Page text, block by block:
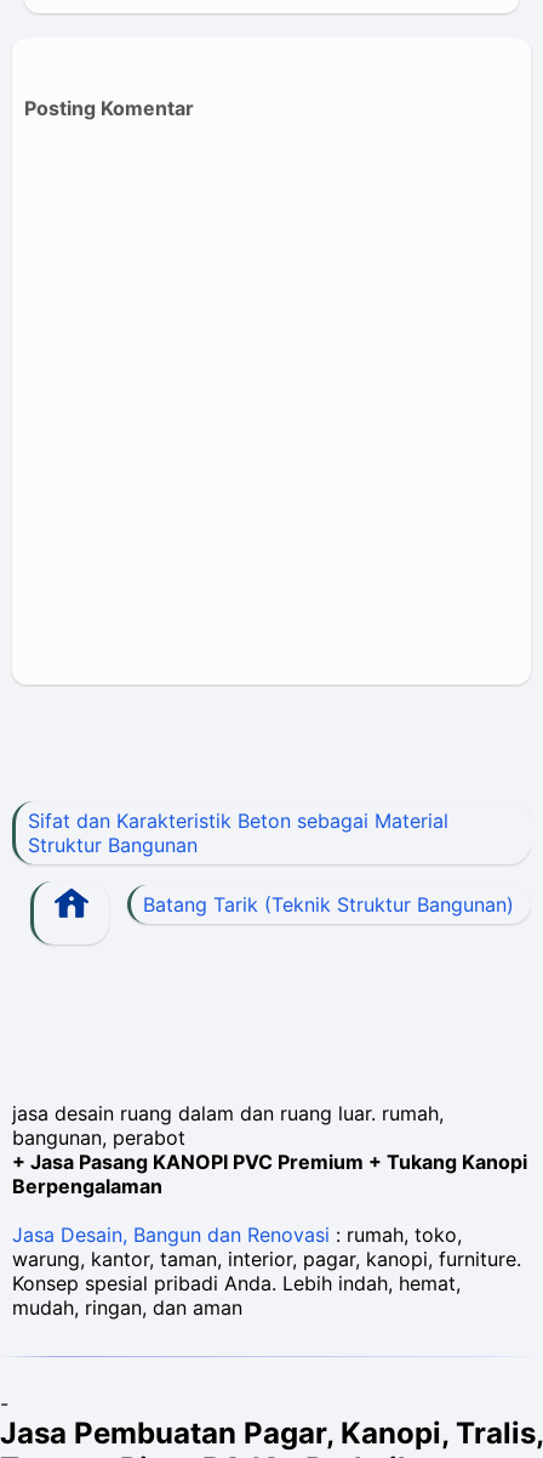
Posting Komentar
Sifat dan Karakteristik Beton sebagai Material
Struktur Bangunan
Batang Tarik (Teknik Struktur Bangunan)
jasa desain ruang dalam dan ruang luar. rumah,
bangunan, perabot
+ Jasa Pasang KANOPI PVC Premium + Tukang Kanopi
Berpengalaman
Jasa Desain, Bangun dan Renovasi : rumah, toko,
warung, kantor, taman, interior, pagar, kanopi, furniture.
Konsep spesial pribadi Anda. Lebih indah, hemat,
mudah, ringan, dan aman
-
Jasa Pembuatan Pagar, Kanopi, Tralis,